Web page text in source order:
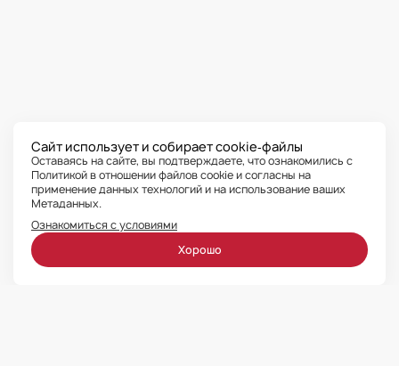
Сайт использует и собирает cookie‑файлы
Оставаясь на сайте, вы подтверждаете, что ознакомились с
Политикой в отношении файлов cookie и согласны на
применение данных технологийи на использование ваших
Метаданных.
Ознакомиться с условиями
Хорошо